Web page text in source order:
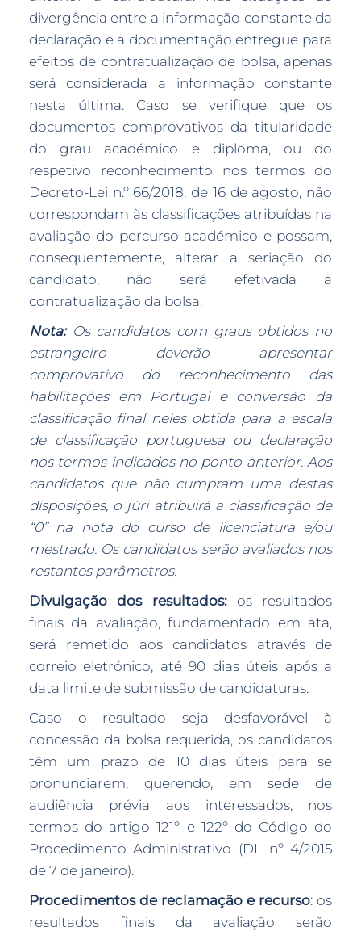
divergência entre a informação constante da
declaração e a documentação entregue para
efeitos de contratualização de bolsa, apenas
será considerada a informação constante
nesta última. Caso se verifique que os
documentos comprovativos da titularidade
do grau académico e diploma, ou do
respetivo reconhecimento nos termos do
Decreto-Lei n.º 66/2018, de 16 de agosto, não
correspondam às classificações atribuídas na
avaliação do percurso académico e possam,
consequentemente, alterar a seriação do
candidato, não será efetivada a
contratualização da bolsa.
Nota:Os candidatos com graus obtidos no
estrangeiro deverão apresentar
comprovativo do reconhecimento das
habilitações em Portugal e conversão da
classificação final neles obtida para a escala
de classificação portuguesa ou declaração
nos termos indicados no ponto anterior. Aos
candidatos que não cumpram uma destas
disposições, o júri atribuirá a classificação de
“0” na nota do curso de licenciatura e/ou
mestrado. Os candidatos serão avaliados nos
restantes parâmetros.
Divulgação dos resultados:os resultados
finais da avaliação, fundamentado em ata,
será remetido aos candidatos através de
correio eletrónico, até 90 dias úteis após a
data limite de submissão de candidaturas.
Caso o resultado seja desfavorável à
concessão da bolsa requerida, os candidatos
têm um prazo de 10 dias úteis para se
pronunciarem, querendo, em sede de
audiência prévia aos interessados, nos
termos do artigo 121º e 122º do Código do
Procedimento Administrativo (DL nº 4/2015
de 7 de janeiro).
Procedimentos de reclamação e recurso: os
resultados finais da avaliação serão